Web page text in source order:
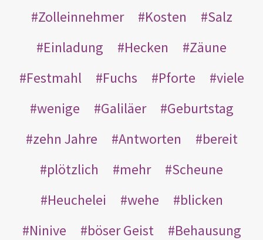
Zolleinnehmer Kosten
Salz
Einladung
Hecken
Zäune
Festmahl
Fuchs Pforte
viele
wenige
Galiläer
Geburtstag
zehn Jahre
Antworten
bereit
plötzlich
mehr
Scheune
Heuchelei
wehe
blicken
Ninive
böser Geist
Behausung